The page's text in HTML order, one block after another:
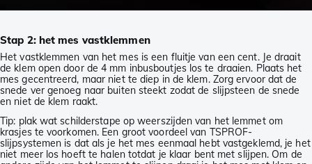
Stap 2: het mes vastklemmen
Het vastklemmen van het mes is een fluitje van een cent. Je draait
de klem open door de 4 mm inbusboutjes los te draaien. Plaats het
mes gecentreerd, maar niet te diep in de klem. Zorg ervoor dat de
snede ver genoeg naar buiten steekt zodat de slijpsteen de snede
en niet de klem raakt.
Tip: plak wat schilderstape op weerszijden van het lemmet om
krasjes te voorkomen. Een groot voordeel van TSPROF-
slijpsystemen is dat als je het mes eenmaal hebt vastgeklemd, je het
niet meer los hoeft te halen totdat je klaar bent met slijpen. Om de